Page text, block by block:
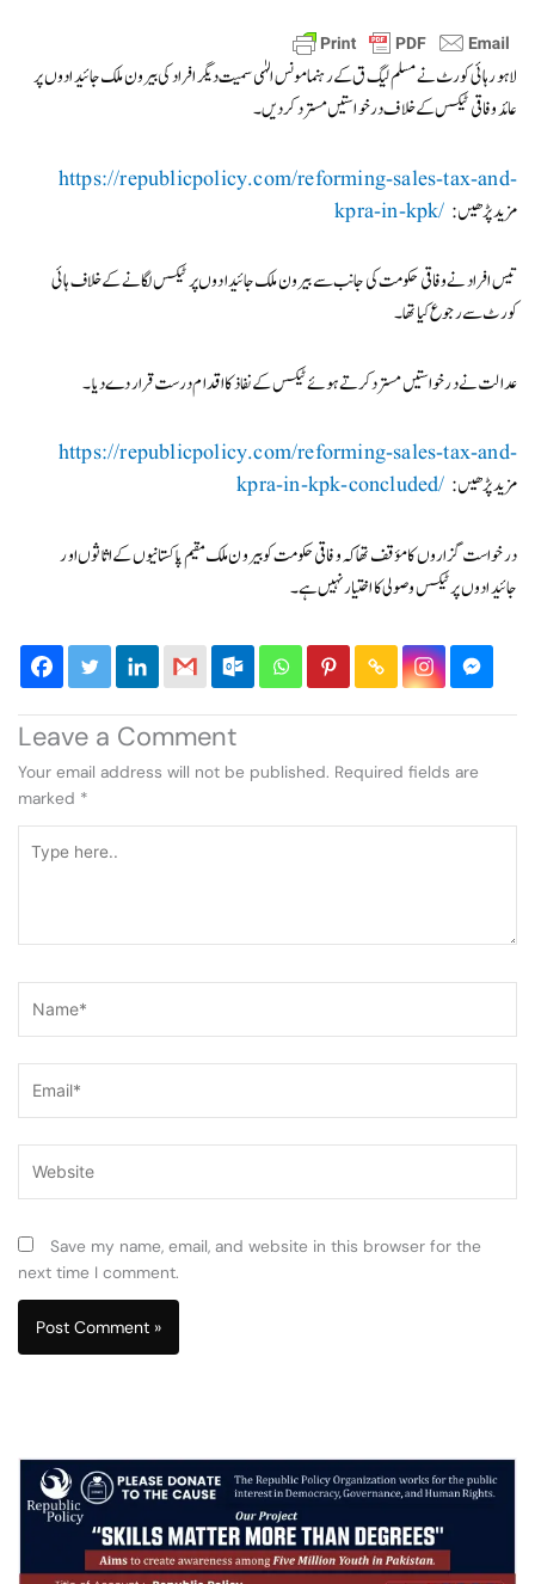
لاہور ہائی کورٹ نے مسلم لیگ ق کے رہنما مونس الہٰی سمیت دیگر افراد کی بیرون ملک جائیدادوں پر
عائد وفاقی ٹیکس کے خلاف درخواستیں مستردکردیں۔
https://republicpolicy.com/reforming-sales-tax-and-
kpra-in-kpk/ :مزید پڑھیں
تیس افراد نے وفاقی حکومت کی جانب سے بیرون ملک جائیدادوں پر ٹیکس لگانے کے خلاف ہائی
کورٹ سے رجوع کیا تھا۔
عدالت نے درخواستیں مستردکرتے ہوئے ٹیکس کے نفاذ کا اقدام درست قرار دے دیا۔
https://republicpolicy.com/reforming-sales-tax-and-
kpra-in-kpk-concluded/ :مزید پڑھیں
درخواست گزاروں کامؤ قف تھا کہ وفاقی حکومت کو بیرون ملک مقیم پاکستانیوں کے اثاثوں اور
جائیدادوں پر ٹیکس وصولی کا اختیار نہیں ہے۔
Leave a Comment
Your email address will not be published. Required fields are
marked *
here..
Save my name, email, and website in this browser for the
next time I comment.